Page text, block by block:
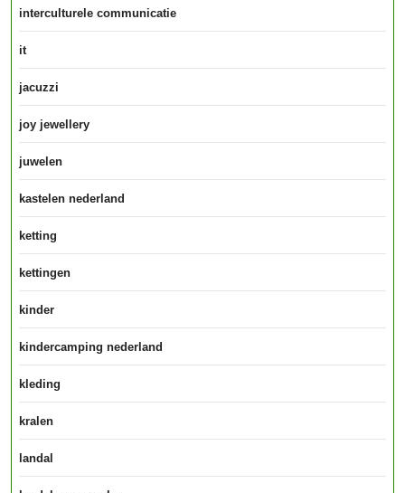
interculturele communicatie
it
jacuzzi
joy jewellery
juwelen
kastelen nederland
ketting
kettingen
kinder
kindercamping nederland
kleding
kralen
landal